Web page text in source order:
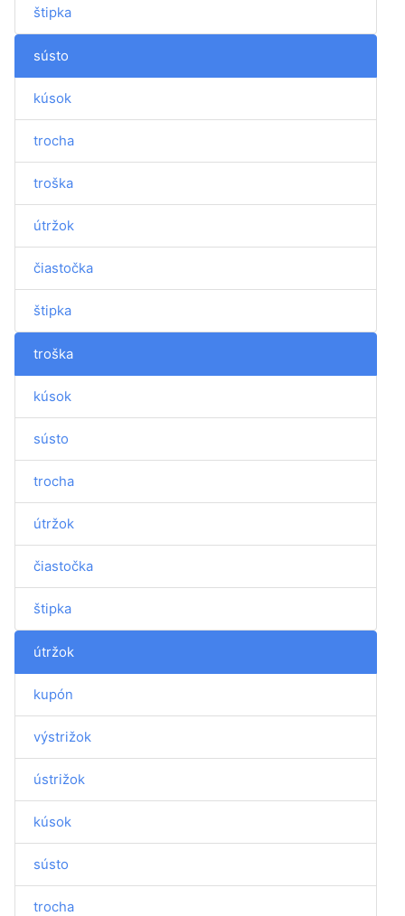
štipka
sústo
kúsok
trocha
troška
útržok
čiastočka
štipka
troška
kúsok
sústo
trocha
útržok
čiastočka
štipka
útržok
kupón
výstrižok
ústrižok
kúsok
sústo
trocha